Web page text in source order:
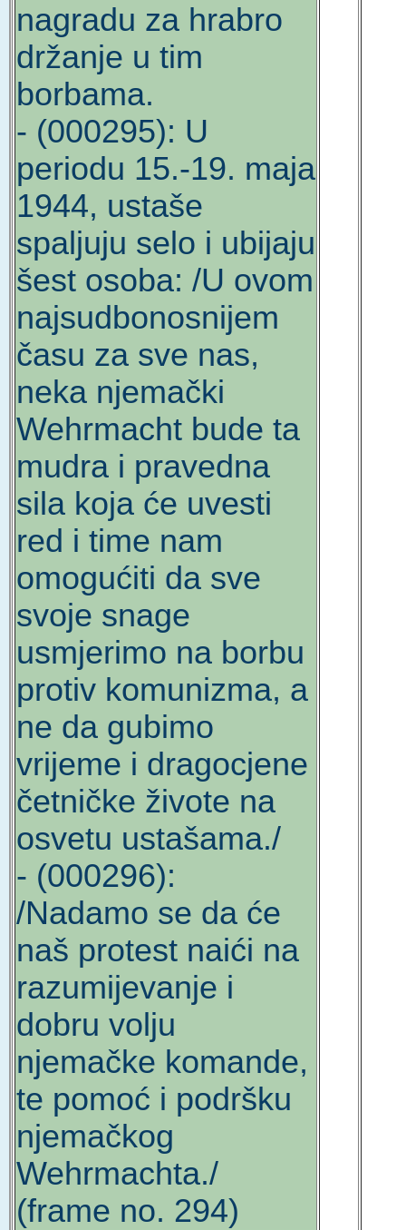
nagradu za hrabro
držanje u tim
borbama.
- (000295): U
periodu 15.-19. maja
1944, ustaše
spaljuju selo i ubijaju
šest osoba: /U ovom
najsudbonosnijem
času za sve nas,
neka njemački
Wehrmacht bude ta
mudra i pravedna
sila koja će uvesti
red i time nam
omogućiti da sve
svoje snage
usmjerimo na borbu
protiv komunizma, a
ne da gubimo
vrijeme i dragocjene
četničke živote na
osvetu ustašama./
- (000296):
/Nadamo se da će
naš protest naići na
razumijevanje i
dobru volju
njemačke komande,
te pomoć i podršku
njemačkog
Wehrmachta./
(frame no. 294)